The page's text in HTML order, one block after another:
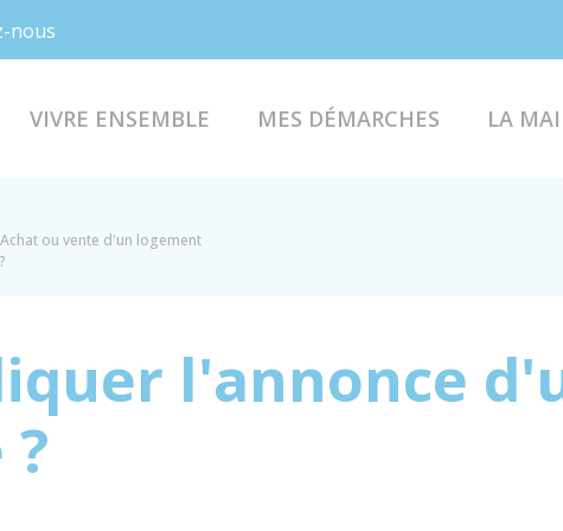
nous
VIVRE ENSEMBLE MES DÉMARCHES LA
Achat ou vente d'un logement
l'annonce